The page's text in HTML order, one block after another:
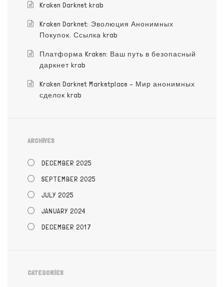
Kraken Darknet krab
Kraken Darknet: Эволюция Анонимных
Покупок. Ссылка krab
Платформа Kraken: Ваш путь в безопасный
даркнет krab
Kraken Darknet Marketplace – Мир анонимных
сделок krab
ARCHIVES
DECEMBER 2025
SEPTEMBER 2025
JULY 2025
JANUARY 2024
DECEMBER 2017
CATEGORIES